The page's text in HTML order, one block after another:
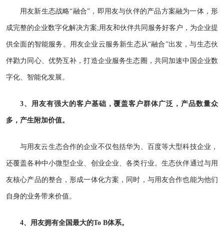
用友新生态战略“融合”，即用友与伙伴的产品方案融为一体，形
成完整的企业数字化解决方案;用友和伙伴共同服务好客户，为企业提
供全面的智能服务。用友企业云服务新生态从“融合”出发，与生态伙
伴勠力同心、优势互补，打造企业服务生态圈，共同加速中国企业数
字化、智能化发展。
3、用友有强大的客户基础，覆盖客户群体广泛，产品数量众
多，产生附加价值。
与用友云生态合作的企业不仅包括华为、百度等大型科技企业，
还覆盖各种中小微型企业、创业企业、各类行业。生态伙伴通过与用
友核心产品的整合，形成一体化方案，同时，与用友合作也能为他们
自身的业务带来价值。
4、用友拥有全国最大的To B体系。